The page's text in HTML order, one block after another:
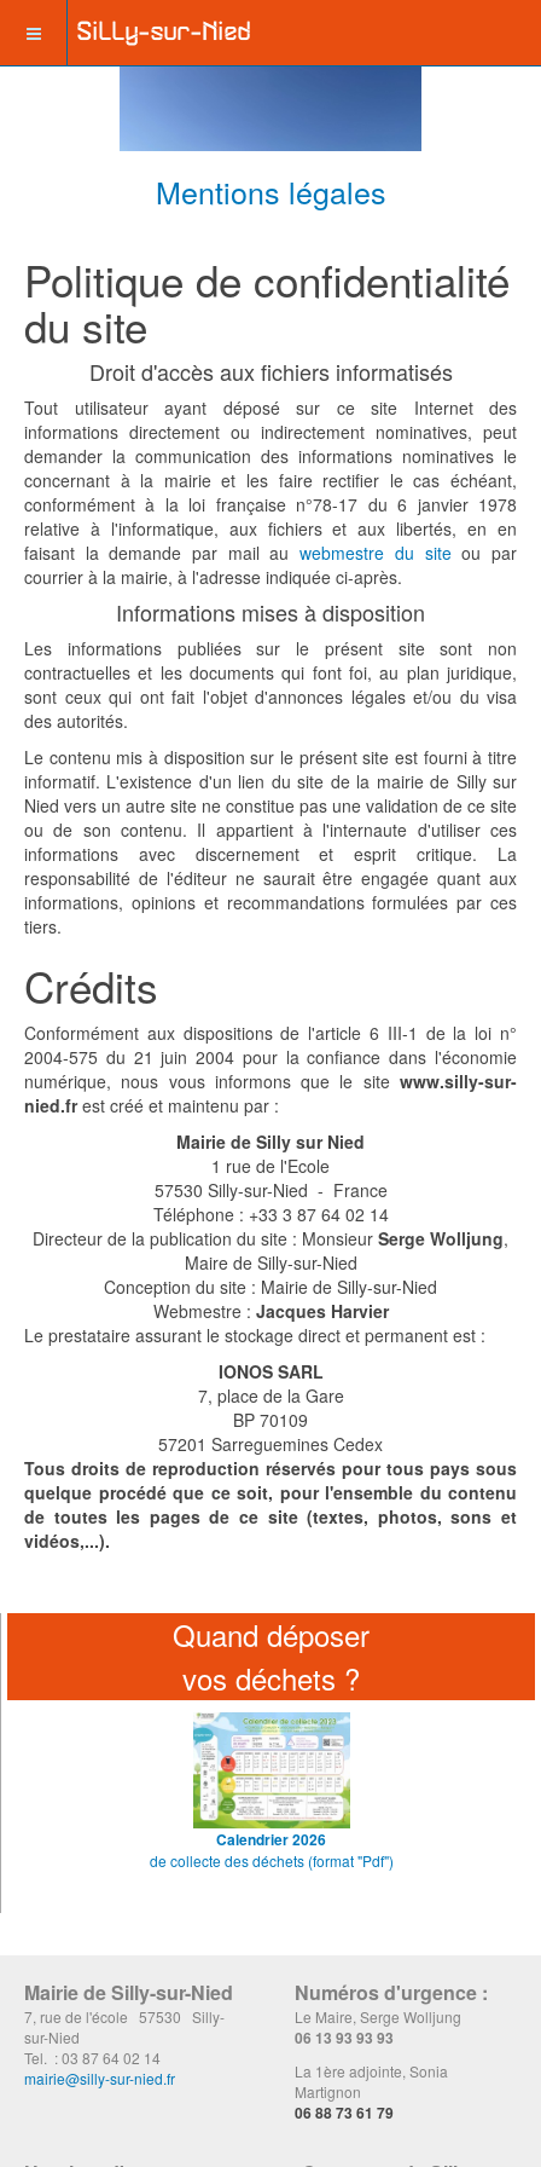
Mentions légales
Politique de confidentialité
du site
Droit d'accès aux fichiers informatisés
Tout utilisateur ayant déposé sur ce site Internet des
informations directement ou indirectement nominatives, peut
demander la communication des informations nominatives le
concernant à la mairie et les faire rectifier le cas échéant,
conformément à la loi française n°78-17 du 6 janvier 1978
relative à l'informatique, aux fichiers et aux libertés, en en
faisant la demande par mail auwebmestre du siteou par
courrier à la mairie, à l'adresse indiquée ci-après.
Informations mises à disposition
Les informations publiées sur le présent site sont non
contractuelles et les documents qui font foi, au plan juridique,
sont ceux qui ont fait l'objet d'annonces légales et/ou du visa
des autorités.
Le contenu mis à disposition sur le présent site est fourni à titre
informatif. L'existence d'un lien du site de la mairie de Silly sur
Nied vers un autre site ne constitue pas une validation de ce site
ou de son contenu. Il appartient à l'internaute d'utiliser ces
informations avec discernement et esprit critique. La
responsabilité de l'éditeur ne saurait être engagée quant aux
informations, opinions et recommandations formulées par ces
tiers.
Crédits
Conformément aux dispositions de l'article 6 III-1 de la loi n°
2004-575 du 21 juin 2004 pour la confiance dans l'économie
numérique, nous vous informons que le site www.silly-sur-
nied.frest créé et maintenu par :
Mairie de Silly sur Nied
1 rue de l'Ecole
57530 Silly-sur-Nied - France
Téléphone : +33 3 87 64 02 14
Directeur de la publication du site : Monsieur Serge Wolljung,
Maire de Silly-sur-Nied
Conception du site : Mairie de Silly-sur-Nied
Webmestre : Jacques Harvier
Le prestataire assurant le stockage direct et permanent est :
IONOS SARL
7, place de la Gare
BP 70109
57201 Sarreguemines Cedex
Tous droits de reproduction réservés pour tous pays sous
quelque procédé que ce soit, pour l'ensemble du contenu
de toutes les pages de ce site (textes, photos, sons et
vidéos,...).
Quand déposer
vos déchets ?
Calendrier 2026
de collecte des déchets (format "Pdf")
Mairie de Silly-sur-Nied
7, rue de l'école 57530 Silly-
sur-Nied
Tel. : 03 87 64 02 14
mairie@silly-sur-nied.fr
Numéros d'urgence :
Le Maire, Serge Wolljung
06 13 93 93 93
La 1ère adjointe, Sonia
Martignon
06 88 73 61 79